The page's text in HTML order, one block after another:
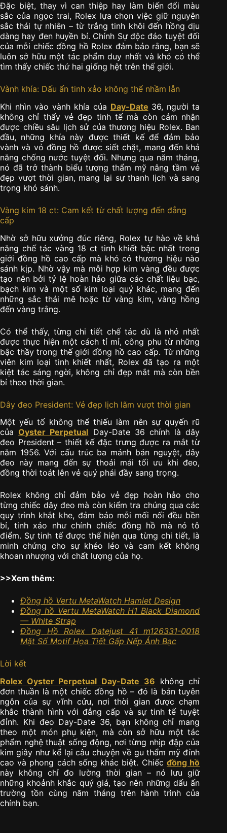
Đặc biệt, thay vì can thiệp hay làm biến đổi màu
sắc của ngọc trai, Rolex lựa chọn việc giữ nguyên
sắc thái tự nhiên – từ trắng tinh khôi đến hồng dịu
dàng hay đen huyền bí. Chính Sự độc đáo tuyệt đối
của mỗi chiếc đồng hồ Rolex đảm bảo rằng, bạn sẽ
luôn sở hữu một tác phẩm duy nhất và khó có thể
tìm thấy chiếc thứ hai giống hệt trên thế giới.
Vành khía: Dấu ấn tinh xảo không thể nhầm lẫn
Khi nhìn vào vành khía của Day-Date 36, người ta
không chỉ thấy vẻ đẹp tinh tế mà còn cảm nhận
được chiều sâu lịch sử của thương hiệu Rolex. Ban
đầu, những khía này được thiết kế để đảm bảo
vành và vỏ đồng hồ được siết chặt, mang đến khả
năng chống nước tuyệt đối. Nhưng qua năm tháng,
nó đã trở thành biểu tượng thẩm mỹ nâng tầm vẻ
đẹp vượt thời gian, mang lại sự thanh lịch và sang
trọng khó sánh.
Vàng kim 18 ct: Cam kết từ chất lượng đến đẳng
cấp
Nhờ sở hữu xưởng đúc riêng, Rolex tự hào về khả
năng chế tác vàng 18 ct tinh khiết bậc nhất trong
giới đồng hồ cao cấp mà khó có thương hiệu nào
sánh kịp. Nhờ vậy mà mỗi hợp kim vàng đều được
tạo nên bởi tỷ lệ hoàn hảo giữa các chất liệu bạc,
bạch kim và một số kim loại quý khác, mang đến
những sắc thái mê hoặc từ vàng kim, vàng hồng
đến vàng trắng.
Có thể thấy, từng chi tiết chế tác dù là nhỏ nhất
được thực hiện một cách tỉ mỉ, công phu từ những
bậc thầy trong thế giới đồng hồ cao cấp. Từ những
viên kim loại tinh khiết nhất, Rolex đã tạo ra một
kiệt tác sáng ngời, không chỉ đẹp mắt mà còn bền
bỉ theo thời gian.
Dây đeo President: Vẻ đẹp lịch lãm vượt thời gian
Một yếu tố không thể thiếu làm nên sự quyến rũ
củaOyster Perpetual Day-Date 36 chính là dây
đeo President – thiết kế đặc trưng được ra mắt từ
năm 1956. Với cấu trúc ba mảnh bán nguyệt, dây
đeo này mang đến sự thoải mái tối ưu khi đeo,
đồng thời toát lên vẻ quý phái đầy sang trọng.
Rolex không chỉ đảm bảo vẻ đẹp hoàn hảo cho
từng chiếc dây đeo mà còn kiểm tra chúng qua các
quy trình khắt khe, đảm bảo mỗi mối nối đều bền
bỉ, tinh xảo như chính chiếc đồng hồ mà nó tô
điểm. Sự tinh tế được thể hiện qua từng chi tiết, là
minh chứng cho sự khéo léo và cam kết không
khoan nhượng với chất lượng của họ.
>>Xem thêm:
Đồng hồ Vertu MetaWatch Hamlet Design
Đồng hồ Vertu MetaWatch H1 Black Diamond
— White Strap
Đồng Hồ Rolex Datejust 41 m126331-0018
Mặt Số Motif Họa Tiết Gấp Nếp Ánh Bạc
Lời kết
Rolex Oyster Perpetual Day-Date 36 không chỉ
đơn thuần là một chiếc đồng hồ – đó là bản tuyên
ngôn của sự vĩnh cửu, nơi thời gian được chạm
khắc thành hình với đẳng cấp và sự tinh tế tuyệt
đỉnh. Khi đeo Day-Date 36, bạn không chỉ mang
theo một món phụ kiện, mà còn sở hữu một tác
phẩm nghệ thuật sống động, nơi từng nhịp đập của
kim giây như kể lại câu chuyện về gu thẩm mỹ đỉnh
cao và phong cách sống khác biệt. Chiếc đồng hồ
này không chỉ đo lường thời gian – nó lưu giữ
những khoảnh khắc quý giá, tạo nên những dấu ấn
trường tồn cùng năm tháng trên hành trình của
chính bạn.